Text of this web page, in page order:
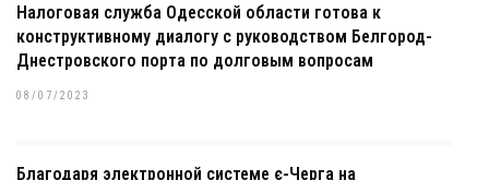
Налоговая служба Одесской области готова к
конструктивному диалогу с руководством Белгород-
Днестровского порта по долговым вопросам
08/07/2023
Благодаря электронной системе є-Черга на